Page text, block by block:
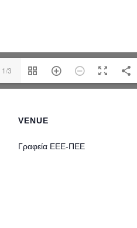
1/3
VENUE
Γραφεία ΕΕΕ-ΠΕΕ